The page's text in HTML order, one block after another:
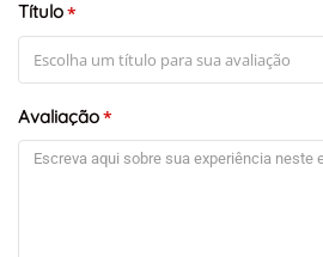
Título*
Avaliação*